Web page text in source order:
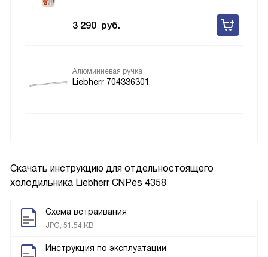
Скачать инструкцию для отдельностоящего
холодильника Liebherr CNPes 4358
Схема встраивания
JPG, 51.54 KB
Инструкция по эксплуатации
3 290 руб.
Алюминиевая ручка
Liebherr 704336301